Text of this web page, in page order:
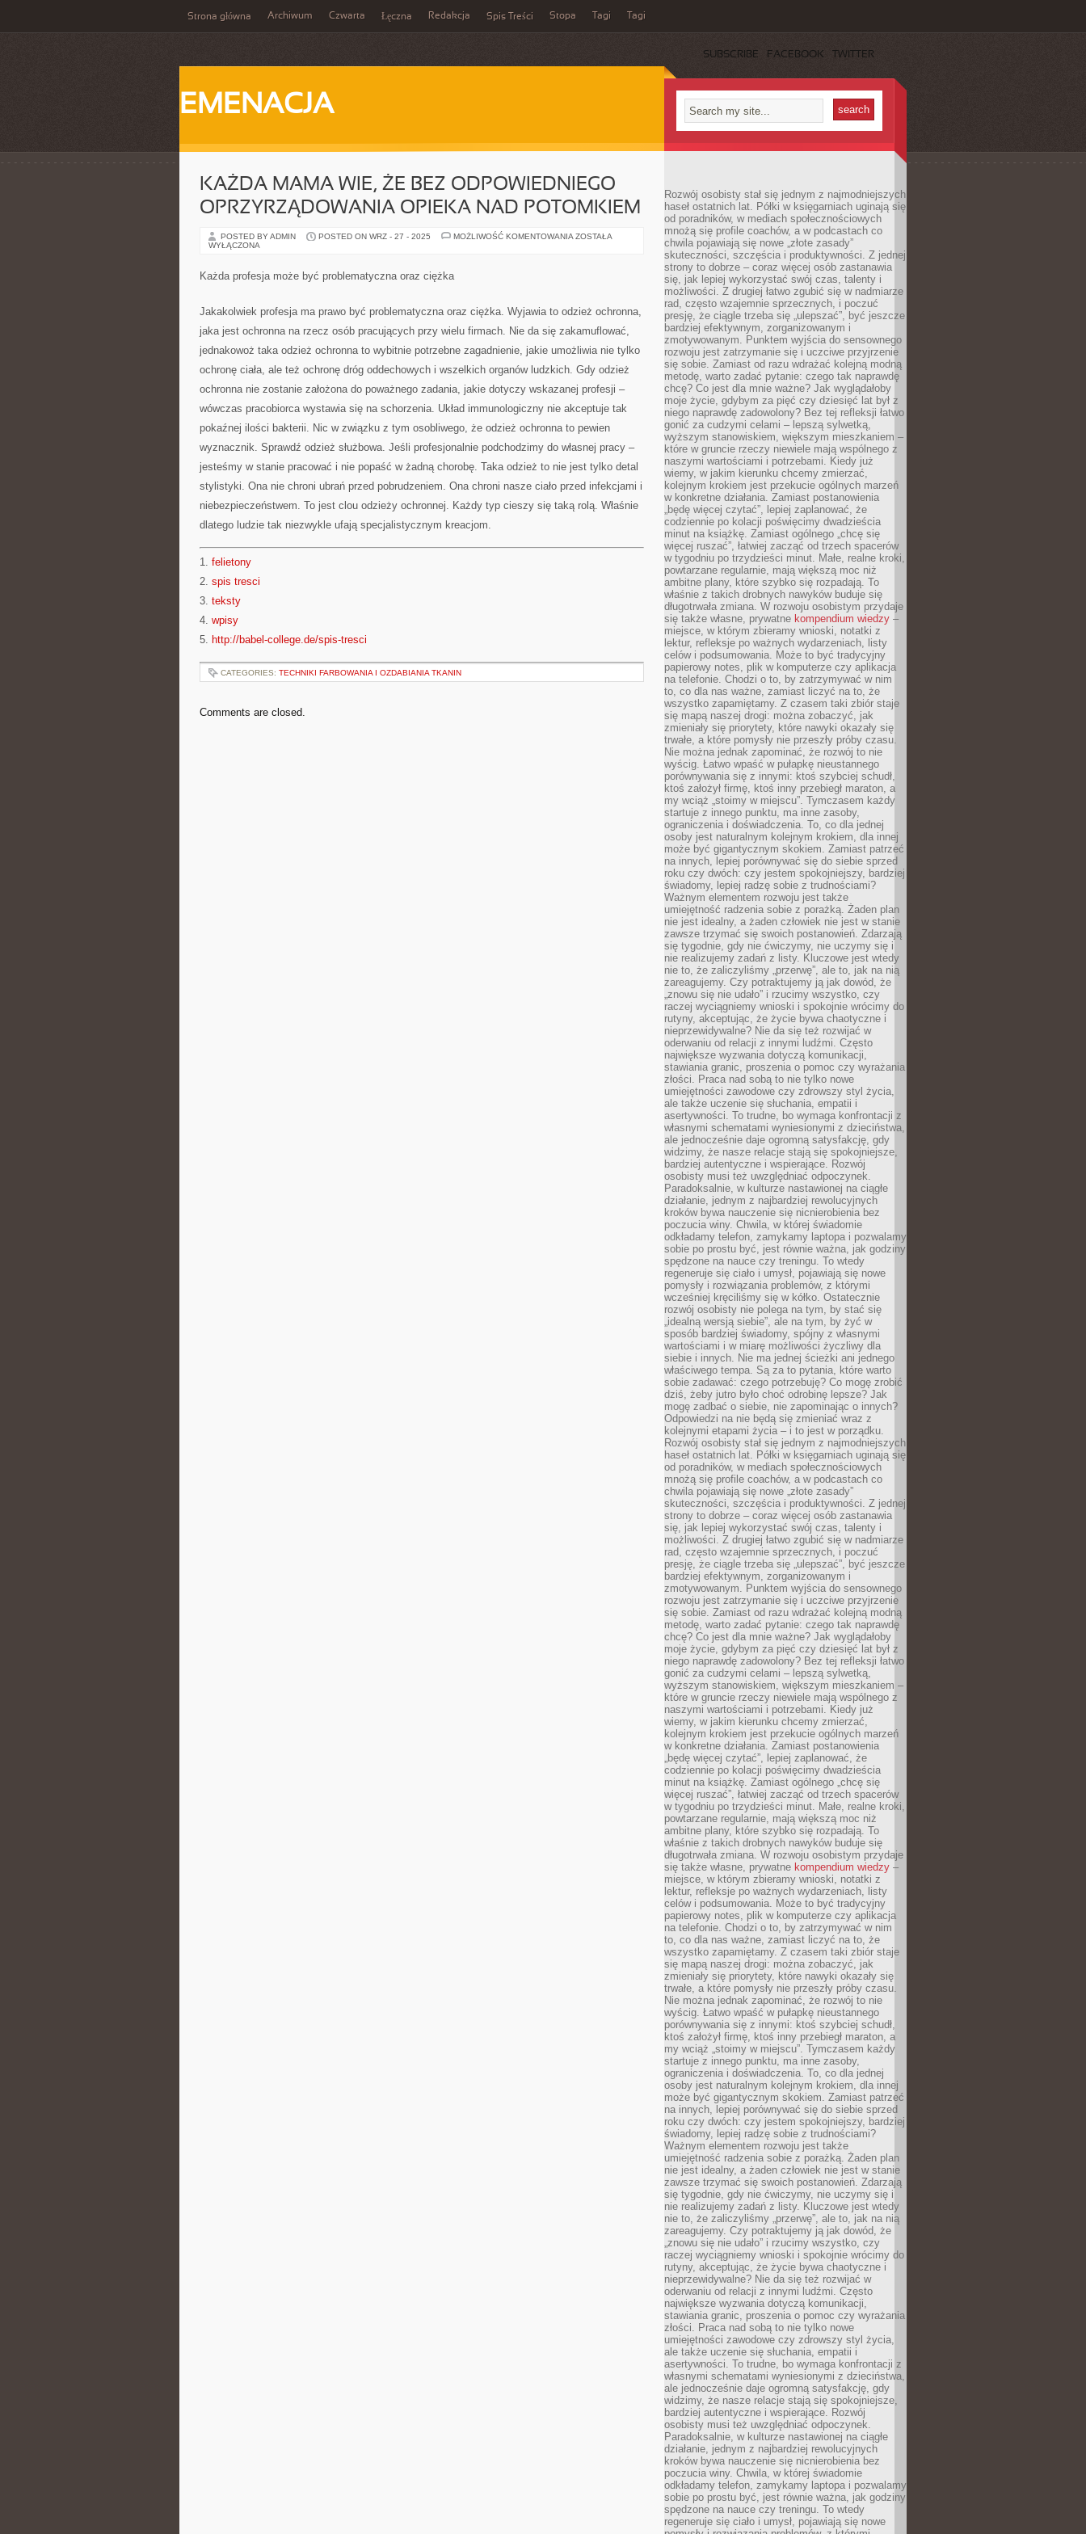
Strona główna Archiwum Czwarta Łęczna Redakcja Spis Treści Stopa Tagi Tagi
SUBSCRIBE FACEBOOK TWITTER
EMENACJA
KAŻDA MAMA WIE, ŻE BEZ ODPOWIEDNIEGO
OPRZYRZĄDOWANIA OPIEKA NAD POTOMKIEM
POSTED BY ADMIN POSTED ON WRZ - 27 - 2025 MOŻLIWOŚĆ KOMENTOWANIA KAŻDA
NAD
POTOMKIEM
ZOSTAŁA
WYŁĄCZONA
Każda profesja może być problematyczna oraz ciężka
Jakakolwiek profesja ma prawo być problematyczna oraz ciężka. Wyjawia to odzież ochronna,
jaka jest ochronna na rzecz osób pracujących przy wielu firmach. Nie da się zakamuflować,
jednakowoż taka odzież ochronna to wybitnie potrzebne zagadnienie, jakie umożliwia nie tylko
ochronę ciała, ale też ochronę dróg oddechowych i wszelkich organów ludzkich. Gdy odzież
ochronna nie zostanie założona do poważnego zadania, jakie dotyczy wskazanej profesji –
wówczas pracobiorca wystawia się na schorzenia. Układ immunologiczny nie akceptuje tak
pokaźnej ilości bakterii. Nic w związku z tym osobliwego, że odzież ochronna to pewien
wyznacznik. Sprawdź odzież służbowa. Jeśli profesjonalnie podchodzimy do własnej pracy –
jesteśmy w stanie pracować i nie popaść w żadną chorobę. Taka odzież to nie jest tylko detal
stylistyki. Ona nie chroni ubrań przed pobrudzeniem. Ona chroni nasze ciało przed infekcjami i
niebezpieczeństwem. To jest clou odzieży ochronnej. Każdy typ cieszy się taką rolą. Właśnie
dlatego ludzie tak niezwykle ufają specjalistycznym kreacjom.
1. felietony
2. spis tresci
3. teksty
4. wpisy
5. http://babel-college.de/spis-tresci
CATEGORIES: TECHNIKI FARBOWANIA I OZDABIANIA TKANIN
Comments are closed.
Rozwój osobisty stał się jednym z najmodniejszych
haseł ostatnich lat. Półki w księgarniach uginają się
od poradników, w mediach społecznościowych
mnożą się profile coachów, a w podcastach co
chwila pojawiają się nowe „złote zasady”
skuteczności, szczęścia i produktywności. Z jednej
strony to dobrze – coraz więcej osób zastanawia
się, jak lepiej wykorzystać swój czas, talenty i
możliwości. Z drugiej łatwo zgubić się w nadmiarze
rad, często wzajemnie sprzecznych, i poczuć
presję, że ciągle trzeba się „ulepszać”, być jeszcze
bardziej efektywnym, zorganizowanym i
zmotywowanym. Punktem wyjścia do sensownego
rozwoju jest zatrzymanie się i uczciwe przyjrzenie
się sobie. Zamiast od razu wdrażać kolejną modną
metodę, warto zadać pytanie: czego tak naprawdę
chcę? Co jest dla mnie ważne? Jak wyglądałoby
moje życie, gdybym za pięć czy dziesięć lat był z
niego naprawdę zadowolony? Bez tej refleksji łatwo
gonić za cudzymi celami – lepszą sylwetką,
wyższym stanowiskiem, większym mieszkaniem –
które w gruncie rzeczy niewiele mają wspólnego z
naszymi wartościami i potrzebami. Kiedy już
wiemy, w jakim kierunku chcemy zmierzać,
kolejnym krokiem jest przekucie ogólnych marzeń
w konkretne działania. Zamiast postanowienia
„będę więcej czytać”, lepiej zaplanować, że
codziennie po kolacji poświęcimy dwadzieścia
minut na książkę. Zamiast ogólnego „chcę się
więcej ruszać”, łatwiej zacząć od trzech spacerów
w tygodniu po trzydzieści minut. Małe, realne kroki,
powtarzane regularnie, mają większą moc niż
ambitne plany, które szybko się rozpadają. To
właśnie z takich drobnych nawyków buduje się
długotrwała zmiana. W rozwoju osobistym przydaje
się także własne, prywatne kompendium wiedzy –
miejsce, w którym zbieramy wnioski, notatki z
lektur, refleksje po ważnych wydarzeniach, listy
celów i podsumowania. Może to być tradycyjny
papierowy notes, plik w komputerze czy aplikacja
na telefonie. Chodzi o to, by zatrzymywać w nim
to, co dla nas ważne, zamiast liczyć na to, że
wszystko zapamiętamy. Z czasem taki zbiór staje
się mapą naszej drogi: można zobaczyć, jak
zmieniały się priorytety, które nawyki okazały się
trwałe, a które pomysły nie przeszły próby czasu.
Nie można jednak zapominać, że rozwój to nie
wyścig. Łatwo wpaść w pułapkę nieustannego
porównywania się z innymi: ktoś szybciej schudł,
ktoś założył firmę, ktoś inny przebiegł maraton, a
my wciąż „stoimy w miejscu”. Tymczasem każdy
startuje z innego punktu, ma inne zasoby,
ograniczenia i doświadczenia. To, co dla jednej
osoby jest naturalnym kolejnym krokiem, dla innej
może być gigantycznym skokiem. Zamiast patrzeć
na innych, lepiej porównywać się do siebie sprzed
roku czy dwóch: czy jestem spokojniejszy, bardziej
świadomy, lepiej radzę sobie z trudnościami?
Ważnym elementem rozwoju jest także
umiejętność radzenia sobie z porażką. Żaden plan
nie jest idealny, a żaden człowiek nie jest w stanie
zawsze trzymać się swoich postanowień. Zdarzają
się tygodnie, gdy nie ćwiczymy, nie uczymy się i
nie realizujemy zadań z listy. Kluczowe jest wtedy
nie to, że zaliczyliśmy „przerwę”, ale to, jak na nią
zareagujemy. Czy potraktujemy ją jak dowód, że
„znowu się nie udało” i rzucimy wszystko, czy
raczej wyciągniemy wnioski i spokojnie wrócimy do
rutyny, akceptując, że życie bywa chaotyczne i
nieprzewidywalne? Nie da się też rozwijać w
oderwaniu od relacji z innymi ludźmi. Często
największe wyzwania dotyczą komunikacji,
stawiania granic, proszenia o pomoc czy wyrażania
złości. Praca nad sobą to nie tylko nowe
umiejętności zawodowe czy zdrowszy styl życia,
ale także uczenie się słuchania, empatii i
asertywności. To trudne, bo wymaga konfrontacji z
własnymi schematami wyniesionymi z dzieciństwa,
ale jednocześnie daje ogromną satysfakcję, gdy
widzimy, że nasze relacje stają się spokojniejsze,
bardziej autentyczne i wspierające. Rozwój
osobisty musi też uwzględniać odpoczynek.
Paradoksalnie, w kulturze nastawionej na ciągłe
działanie, jednym z najbardziej rewolucyjnych
kroków bywa nauczenie się nicnierobienia bez
poczucia winy. Chwila, w której świadomie
odkładamy telefon, zamykamy laptopa i pozwalamy
sobie po prostu być, jest równie ważna, jak godziny
spędzone na nauce czy treningu. To wtedy
regeneruje się ciało i umysł, pojawiają się nowe
pomysły i rozwiązania problemów, z którymi
wcześniej kręciliśmy się w kółko. Ostatecznie
rozwój osobisty nie polega na tym, by stać się
„idealną wersją siebie”, ale na tym, by żyć w
sposób bardziej świadomy, spójny z własnymi
wartościami i w miarę możliwości życzliwy dla
siebie i innych. Nie ma jednej ścieżki ani jednego
właściwego tempa. Są za to pytania, które warto
sobie zadawać: czego potrzebuję? Co mogę zrobić
dziś, żeby jutro było choć odrobinę lepsze? Jak
mogę zadbać o siebie, nie zapominając o innych?
Odpowiedzi na nie będą się zmieniać wraz z
kolejnymi etapami życia – i to jest w porządku.
Rozwój osobisty stał się jednym z najmodniejszych
haseł ostatnich lat. Półki w księgarniach uginają się
od poradników, w mediach społecznościowych
mnożą się profile coachów, a w podcastach co
chwila pojawiają się nowe „złote zasady”
skuteczności, szczęścia i produktywności. Z jednej
strony to dobrze – coraz więcej osób zastanawia
się, jak lepiej wykorzystać swój czas, talenty i
możliwości. Z drugiej łatwo zgubić się w nadmiarze
rad, często wzajemnie sprzecznych, i poczuć
presję, że ciągle trzeba się „ulepszać”, być jeszcze
bardziej efektywnym, zorganizowanym i
zmotywowanym. Punktem wyjścia do sensownego
rozwoju jest zatrzymanie się i uczciwe przyjrzenie
się sobie. Zamiast od razu wdrażać kolejną modną
metodę, warto zadać pytanie: czego tak naprawdę
chcę? Co jest dla mnie ważne? Jak wyglądałoby
moje życie, gdybym za pięć czy dziesięć lat był z
niego naprawdę zadowolony? Bez tej refleksji łatwo
gonić za cudzymi celami – lepszą sylwetką,
wyższym stanowiskiem, większym mieszkaniem –
które w gruncie rzeczy niewiele mają wspólnego z
naszymi wartościami i potrzebami. Kiedy już
wiemy, w jakim kierunku chcemy zmierzać,
kolejnym krokiem jest przekucie ogólnych marzeń
w konkretne działania. Zamiast postanowienia
„będę więcej czytać”, lepiej zaplanować, że
codziennie po kolacji poświęcimy dwadzieścia
minut na książkę. Zamiast ogólnego „chcę się
więcej ruszać”, łatwiej zacząć od trzech spacerów
w tygodniu po trzydzieści minut. Małe, realne kroki,
powtarzane regularnie, mają większą moc niż
ambitne plany, które szybko się rozpadają. To
właśnie z takich drobnych nawyków buduje się
długotrwała zmiana. W rozwoju osobistym przydaje
się także własne, prywatne kompendium wiedzy –
miejsce, w którym zbieramy wnioski, notatki z
lektur, refleksje po ważnych wydarzeniach, listy
celów i podsumowania. Może to być tradycyjny
papierowy notes, plik w komputerze czy aplikacja
na telefonie. Chodzi o to, by zatrzymywać w nim
to, co dla nas ważne, zamiast liczyć na to, że
wszystko zapamiętamy. Z czasem taki zbiór staje
się mapą naszej drogi: można zobaczyć, jak
zmieniały się priorytety, które nawyki okazały się
trwałe, a które pomysły nie przeszły próby czasu.
Nie można jednak zapominać, że rozwój to nie
wyścig. Łatwo wpaść w pułapkę nieustannego
porównywania się z innymi: ktoś szybciej schudł,
ktoś założył firmę, ktoś inny przebiegł maraton, a
my wciąż „stoimy w miejscu”. Tymczasem każdy
startuje z innego punktu, ma inne zasoby,
ograniczenia i doświadczenia. To, co dla jednej
osoby jest naturalnym kolejnym krokiem, dla innej
może być gigantycznym skokiem. Zamiast patrzeć
na innych, lepiej porównywać się do siebie sprzed
roku czy dwóch: czy jestem spokojniejszy, bardziej
świadomy, lepiej radzę sobie z trudnościami?
Ważnym elementem rozwoju jest także
umiejętność radzenia sobie z porażką. Żaden plan
nie jest idealny, a żaden człowiek nie jest w stanie
zawsze trzymać się swoich postanowień. Zdarzają
się tygodnie, gdy nie ćwiczymy, nie uczymy się i
nie realizujemy zadań z listy. Kluczowe jest wtedy
nie to, że zaliczyliśmy „przerwę”, ale to, jak na nią
zareagujemy. Czy potraktujemy ją jak dowód, że
„znowu się nie udało” i rzucimy wszystko, czy
raczej wyciągniemy wnioski i spokojnie wrócimy do
rutyny, akceptując, że życie bywa chaotyczne i
nieprzewidywalne? Nie da się też rozwijać w
oderwaniu od relacji z innymi ludźmi. Często
największe wyzwania dotyczą komunikacji,
stawiania granic, proszenia o pomoc czy wyrażania
złości. Praca nad sobą to nie tylko nowe
umiejętności zawodowe czy zdrowszy styl życia,
ale także uczenie się słuchania, empatii i
asertywności. To trudne, bo wymaga konfrontacji z
własnymi schematami wyniesionymi z dzieciństwa,
ale jednocześnie daje ogromną satysfakcję, gdy
widzimy, że nasze relacje stają się spokojniejsze,
bardziej autentyczne i wspierające. Rozwój
osobisty musi też uwzględniać odpoczynek.
Paradoksalnie, w kulturze nastawionej na ciągłe
działanie, jednym z najbardziej rewolucyjnych
kroków bywa nauczenie się nicnierobienia bez
poczucia winy. Chwila, w której świadomie
odkładamy telefon, zamykamy laptopa i pozwalamy
sobie po prostu być, jest równie ważna, jak godziny
spędzone na nauce czy treningu. To wtedy
regeneruje się ciało i umysł, pojawiają się nowe